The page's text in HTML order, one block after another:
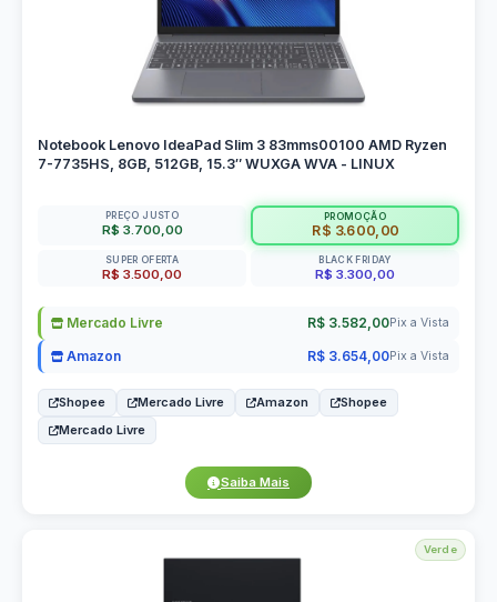
Notebook Lenovo IdeaPad Slim 3 83mms00100 AMD Ryzen
7-7735HS, 8GB, 512GB, 15.3″ WUXGA WVA - LINUX
PREÇO JUSTO
R$ 3.700,00
PROMOÇÃO
R$ 3.600,00
SUPER OFERTA
R$ 3.500,00
BLACK FRIDAY
R$ 3.300,00
Mercado Livre R$ 3.582,00Pix a Vista
Amazon R$ 3.654,00Pix a Vista
Shopee Mercado Livre Amazon
Shopee
Mercado Livre
Saiba Mais
Verde